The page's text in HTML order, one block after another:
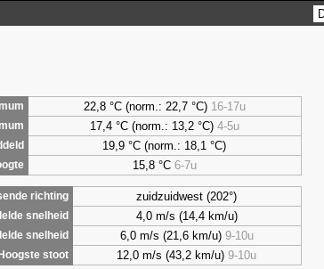
22,8 °C (norm.: 22,7 °C) 16-17u
17,4 °C (norm.: 13,2 °C) 4-5u
19,9 °C (norm.: 18,1 °C)
15,8 °C 6-7u
richting
zuidzuidwest (202°)
snelheid 4,0 m/s (14,4 km/u)
snelheid 6,0 m/s (21,6 km/u) 9-10u
Hoogste stoot 12,0 m/s (43,2 km/u)9-10u